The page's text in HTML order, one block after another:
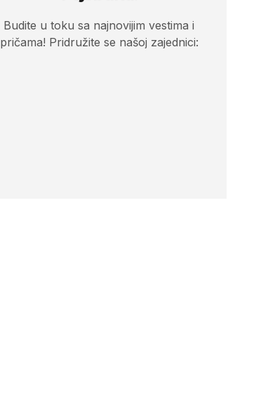
Budite u toku sa najnovijim vestima i
pričama! Pridružite se našoj zajednici: